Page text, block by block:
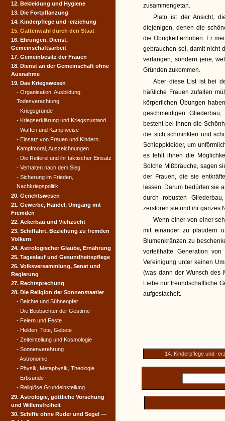
zusammengetan.
Plato ist der Ansicht,
diejenigen, denen die
die Obrigkeit erhöben. Er
gebrauchen sei, damit nicht
verlangen, sondern jene,
Gründen zukommen.
Aber diese List ist bei
häßliche Frauen zufallen
körperlichen Übungen
geschmeidigen
besteht bei ihnen die
die sich schminkten und
Schleppkleider, um
es fehlt ihnen die
Solche Mißbräuche, sagen
der Frauen, die sie
lassen. Darum bedürfen sie
durch robusten
zerstören sie und ihr ganzes
Wenn einer von einer
mit einander zu plaudern
Blumenkränzen zu
vorteilhafte Generation
Vereinigung unter keinen
(was dann der Wunsch des
Liebe nur freundschaftliche
aufgestachelt.
14. Kinderpflege und -
12. Bekleidung und Hygiene
13. Die Fortpflanzung
14. Kinderpflege und -erziehung
15. Gattenwahl durch den Staat
16. Ehrungen, Dienst,
Gemeinschaftsarbeit
17. Gemeinbesitz der Frauen
18. Dienst an der Gemeinschaft ohne
Ausnahme
19. Das Kriegswesen
- Organisation, Ausbildung,
Todesverachtung
- Kriegsgründe
- Kriegserklärung und Kriegszustand
- Waffen und Kampfweise
- Einsatz von Frauen und Kindern,
Kampfmoral, Auszeichnungen
- Die Reiterei und ihr taktischer Einsatz
- Verhalten nach dem Sieg
- Sicherung im Frieden,
Nachkriegspolitik
20. Gerichtswesen
21. Gewerbe, Handel, Umgang mit
Fremden
22. Ackerbau und Viehzucht
23. Schiffahrt, Beziehung zu fremden
Völkern
24. Astrologischer Glaube, Ernährung
25. Tageslauf und Gesundheitspflege
26. Volksversammlung, Senat und
Regierung
27. Rechtsprechung
28. Die Religion der Sonnenstaatler
- Beichte und Sühneopfer
- Die Beobachter der Gestirne
- Feiern und Feste
- Helden, Tote, Gebete
- Zeiteinteilung und Kosmologie
- Sonnenverehrung
- Astronomie
- Physik, Metaphysik, Theologie
- Erbsünde
- Religiöse Grundeinstellung
29. Astrologie, göttliche Vorsehung
und Willensfreiheit
30. Schiffe ohne Ruder und Segel —